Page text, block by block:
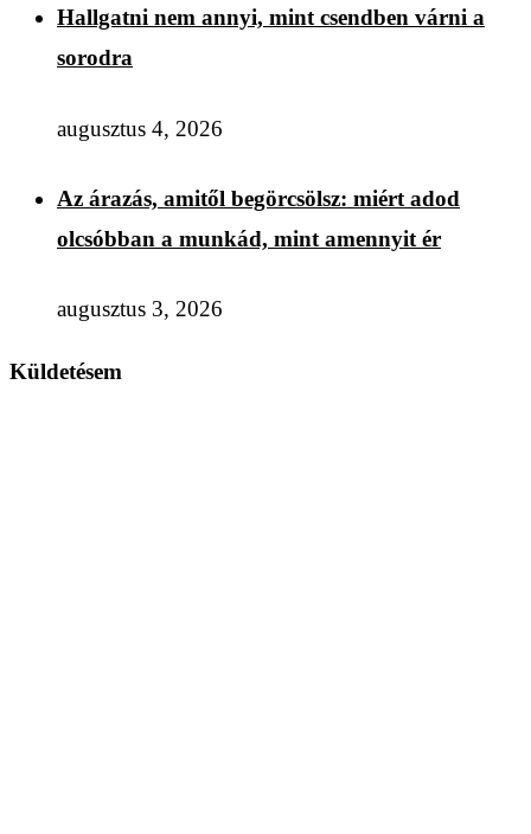
Hallgatni nem annyi, mint csendben várni a
sorodra
augusztus 4, 2026
Az árazás, amitől begörcsölsz: miért adod
olcsóbban a munkád, mint amennyit ér
augusztus 3, 2026
Küldetésem